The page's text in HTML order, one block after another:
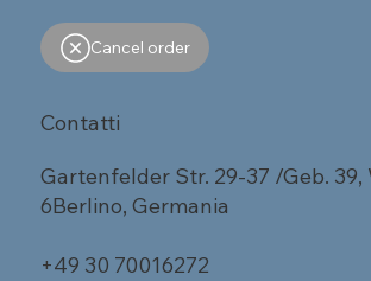
Cancel order
Contatti
Gartenfelder Str. 29-37 /Geb. 39,
6Berlino, Germania
+49 30 70016272